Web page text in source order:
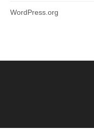
WordPress.org